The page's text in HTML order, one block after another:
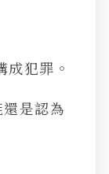
成犯罪。
是認為